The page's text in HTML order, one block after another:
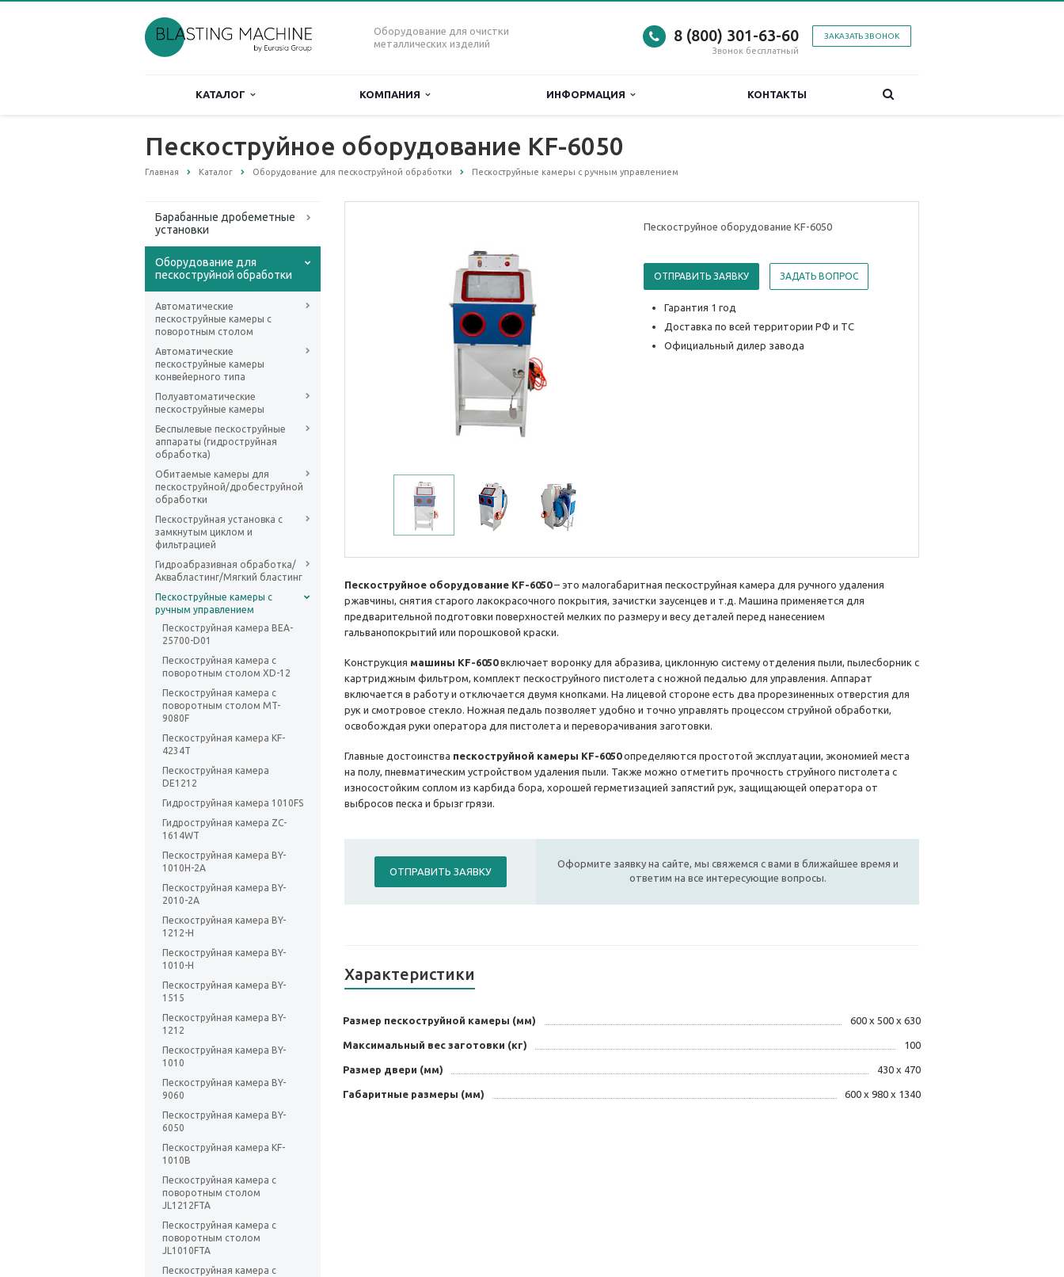
Оборудование для очистки
металлических изделий
ЗАКАЗАТЬ ЗВОНОК
8 (800) 301-63-60
Звонок бесплатный
КАТАЛОГ КОМПАНИЯ ИНФОРМАЦИЯ КОНТАКТЫ
Пескоструйное оборудование KF-6050
Главная Каталог Оборудование для пескоструйной обработки Пескоструйные камеры с ручным управлением
Барабанные дробеметные
установки
Оборудование для
пескоструйной обработки
Автоматические
пескоструйные камеры с
поворотным столом
Автоматические
пескоструйные камеры
конвейерного типа
Полуавтоматические
пескоструйные камеры
Беспылевые пескоструйные
аппараты (гидроструйная
обработка)
Обитаемые камеры для
пескоструйной/дробеструйной
обработки
Пескоструйная установка с
замкнутым циклом и
фильтрацией
Гидроабразивная обработка/
Аквабластинг/Мягкий бластинг
Пескоструйные камеры с
ручным управлением
Пескоструйная камера BEA-
25700-D01
Пескоструйная камера с
поворотным столом XD-12
Пескоструйная камера с
поворотным столом MT-
9080F
Пескоструйная камера KF-
4234T
Пескоструйная камера
DE1212
Гидроструйная камера 1010FS
Гидроструйная камера ZC-
1614WT
Пескоструйная камера BY-
1010H-2A
Пескоструйная камера BY-
2010-2А
Пескоструйная камера BY-
1212-H
Пескоструйная камера BY-
1010-H
Пескоструйная камера BY-
1515
Пескоструйная камера BY-
1212
Пескоструйная камера BY-
1010
Пескоструйная камера BY-
9060
Пескоструйная камера BY-
6050
Пескоструйная камера KF-
1010B
Пескоструйная камера с
поворотным столом
JL1212FTA
Пескоструйная камера с
поворотным столом
JL1010FTA
Пескоструйная камера с
Пескоструйное оборудование KF-6050
ОТПРАВИТЬ ЗАЯВКУ ЗАДАТЬ ВОПРОС
Гарантия 1 год
Доставка по всей территории РФ и ТС
Официальный дилер завода
Пескоструйное оборудование KF-6050– это малогабаритная пескоструйная камера для ручного удаления
ржавчины, снятия старого лакокрасочного покрытия, зачистки заусенцев и т.д. Машина применяется для
предварительной подготовки поверхностей мелких по размеру и весу деталей перед нанесением
гальванопокрытий или порошковой краски.
Конструкция машины KF-6050включает воронку для абразива, циклонную систему отделения пыли, пылесборник с
картриджным фильтром, комплект пескоструйного пистолета с ножной педалью для управления. Аппарат
включается в работу и отключается двумя кнопками. На лицевой стороне есть два прорезиненных отверстия для
рук и смотровое стекло. Ножная педаль позволяет удобно и точно управлять процессом струйной обработки,
освобождая руки оператора для пистолета и переворачивания заготовки.
Главные достоинства пескоструйной камеры KF-6050определяются простотой эксплуатации, экономией места
на полу, пневматическим устройством удаления пыли. Также можно отметить прочность струйного пистолета с
износостойким соплом из карбида бора, хорошей герметизацией запястий рук, защищающей оператора от
выбросов песка и брызг грязи.
ОТПРАВИТЬ ЗАЯВКУ
Оформите заявку на сайте, мы свяжемся с вами в ближайшее время и
ответим на все интересующие вопросы.
Характеристики
Размер пескоструйной камеры (мм) 600 x 500 x 630
Максимальный вес заготовки (кг) 100
Размер двери (мм) 430 x 470
Габаритные размеры (мм) 600 x 980 x 1340